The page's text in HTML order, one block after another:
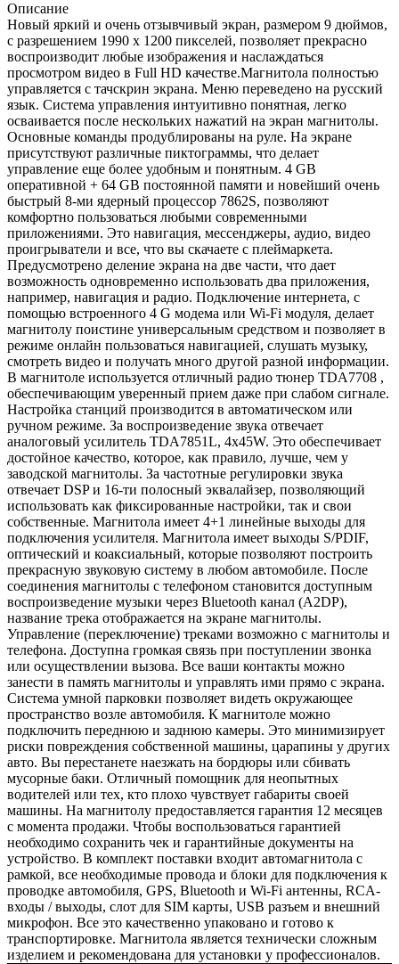
Описание
Новый яркий и очень отзывчивый экран, размером 9 дюймов,
с разрешением 1990 х 1200 пикселей, позволяет прекрасно
воспроизводит любые изображения и наслаждаться
просмотром видео в Full HD качестве.Магнитола полностью
управляется с тачскрин экрана. Меню переведено на русский
язык. Система управления интуитивно понятная, легко
осваивается после нескольких нажатий на экран магнитолы.
Основные команды продублированы на руле. На экране
присутствуют различные пиктограммы, что делает
управление еще более удобным и понятным. 4 GB
оперативной + 64 GB постоянной памяти и новейший очень
быстрый 8-ми ядерный процессор 7862S, позволяют
комфортно пользоваться любыми современными
приложениями. Это навигация, мессенджеры, аудио, видео
проигрыватели и все, что вы скачаете с плеймаркета.
Предусмотрено деление экрана на две части, что дает
возможность одновременно использовать два приложения,
например, навигация и радио. Подключение интернета, с
помощью встроенного 4 G модема или Wi-Fi модуля, делает
магнитолу поистине универсальным средством и позволяет в
режиме онлайн пользоваться навигацией, слушать музыку,
смотреть видео и получать много другой разной информации.
В магнитоле используется отличный радио тюнер TDA7708 ,
обеспечивающим уверенный прием даже при слабом сигнале.
Настройка станций производится в автоматическом или
ручном режиме. За воспроизведение звука отвечает
аналоговый усилитель TDA7851L, 4x45W. Это обеспечивает
достойное качество, которое, как правило, лучше, чем у
заводской магнитолы. За частотные регулировки звука
отвечает DSP и 16-ти полосный эквалайзер, позволяющий
использовать как фиксированные настройки, так и свои
собственные. Магнитола имеет 4+1 линейные выходы для
подключения усилителя. Магнитола имеет выходы S/PDIF,
оптический и коаксиальный, которые позволяют построить
прекрасную звуковую систему в любом автомобиле. После
соединения магнитолы с телефоном становится доступным
воспроизведение музыки через Bluetooth канал (A2DP),
название трека отображается на экране магнитолы.
Управление (переключение) треками возможно с магнитолы и
телефона. Доступна громкая связь при поступлении звонка
или осуществлении вызова. Все ваши контакты можно
занести в память магнитолы и управлять ими прямо с экрана.
Система умной парковки позволяет видеть окружающее
пространство возле автомобиля. К магнитоле можно
подключить переднюю и заднюю камеры. Это минимизирует
риски повреждения собственной машины, царапины у других
авто. Вы перестанете наезжать на бордюры или сбивать
мусорные баки. Отличный помощник для неопытных
водителей или тех, кто плохо чувствует габариты своей
машины. На магнитолу предоставляется гарантия 12 месяцев
с момента продажи. Чтобы воспользоваться гарантией
необходимо сохранить чек и гарантийные документы на
устройство. В комплект поставки входит автомагнитола с
рамкой, все необходимые провода и блоки для подключения к
проводке автомобиля, GPS, Bluetooth и Wi-Fi антенны, RCA-
входы / выходы, слот для SIM карты, USB разъем и внешний
микрофон. Все это качественно упаковано и готово к
транспортировке. Магнитола является технически сложным
изделием и рекомендована для установки у профессионалов.